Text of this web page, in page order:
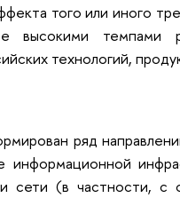
того или иного
высокими
технологий,
ряд
информационной
сети (в частности,